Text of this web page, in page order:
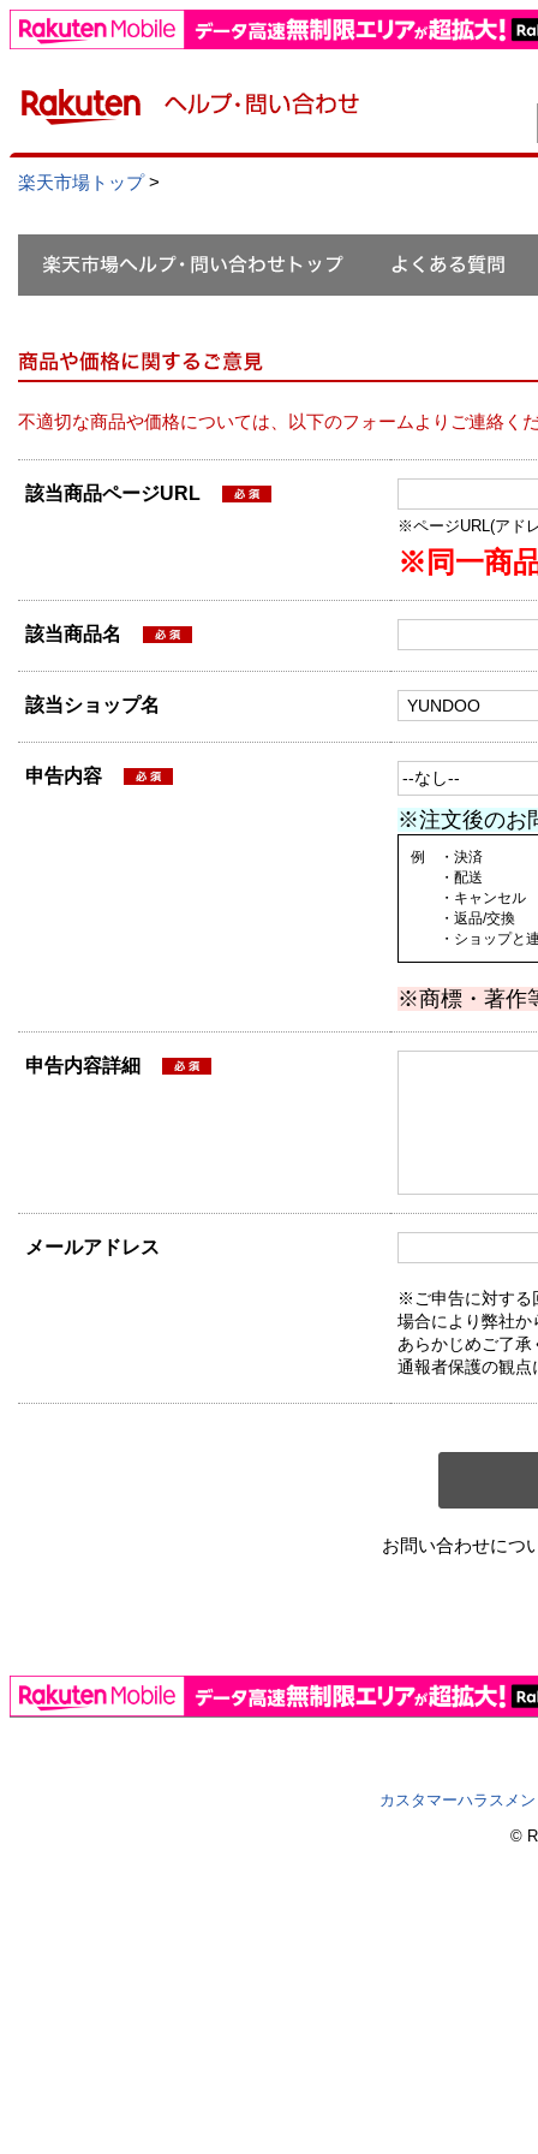
楽天市場トップ>
不適切な商品や価格については、以下のフォームよりご連絡く
該当商品ページURL
※ページURL(アド
※同一商
該当商品名
該当ショップ名
申告内容
※注文後のお
例 ・決済
・配送
・キャンセル
・返品/交換
・ショップと連
※商標・著作
申告内容詳細
メールアドレス
※ご申告に対する
場合により弊社か
あらかじめご了承
通報者保護の観点
お問い合わせにつ
カスタマーハラスメ
©